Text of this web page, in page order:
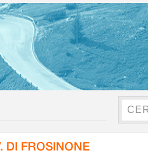
DI FROSINONE